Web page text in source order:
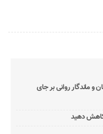
ماندگار روانی بر جای
کاهش دهید